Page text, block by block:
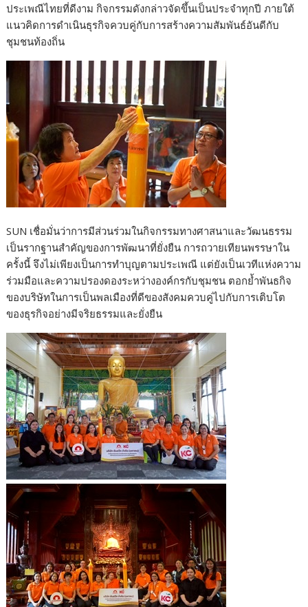
ประเพณีไทยที่ดีงาม กิจกรรมดังกล่าวจัดขึ้นเป็นประจำทุกปี ภายใต้
แนวคิดการดำเนินธุรกิจควบคู่กับการสร้างความสัมพันธ์อันดีกับ
ชุมชนท้องถิ่น
SUN เชื่อมั่นว่าการมีส่วนร่วมในกิจกรรมทางศาสนาและวัฒนธรรม
เป็นรากฐานสำคัญของการพัฒนาที่ยั่งยืน การถวายเทียนพรรษาใน
ครั้งนี้ จึงไม่เพียงเป็นการทำบุญตามประเพณี แต่ยังเป็นเวทีแห่งความ
ร่วมมือและความปรองดองระหว่างองค์กรกับชุมชน ตอกย้ำพันธกิจ
ของบริษัทในการเป็นพลเมืองที่ดีของสังคมควบคู่ไปกับการเติบโต
ของธุรกิจอย่างมีจริยธรรมและยั่งยืน